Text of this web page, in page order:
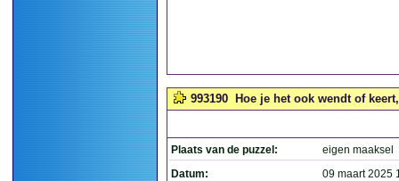
993190 Hoe je het ook wendt of
Plaats van de puzzel:
eigen maaksel
Datum:
09 maart 2025